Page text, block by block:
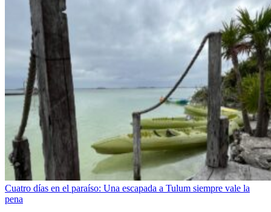
Cuatro días en el paraíso: Una escapada a Tulum siempre vale la
pena